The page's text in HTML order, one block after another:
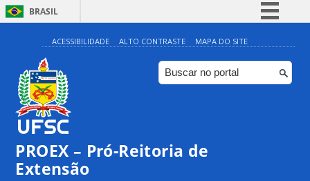
BRASIL
Simplifique!
Comunica BR
Participe
Canais
ACESSIBILIDADE ALTO CONTRASTE MAPA DO SITE
PROEX – Pró-Reitoria de
Extensão